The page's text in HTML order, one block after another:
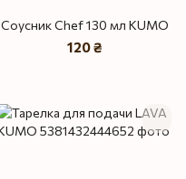
Соусник Chef 130 мл KUMO
120 ₴